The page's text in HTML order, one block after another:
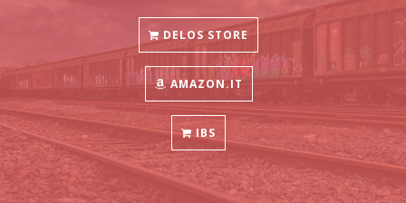
DELOS STORE
AMAZON.IT
IBS